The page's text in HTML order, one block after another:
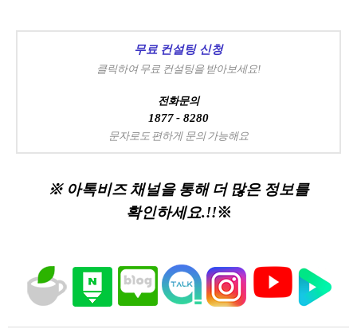
무료 컨설팅 신청
클릭하여 무료 컨설팅을 받아보세요!
전화문의
1877 - 8280
문자로도 편하게 문의 가능해요
※ 아톡비즈 채널을 통해 더 많은 정보를
확인하세요.!!※